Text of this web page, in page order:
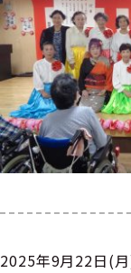
2025年9月22日(